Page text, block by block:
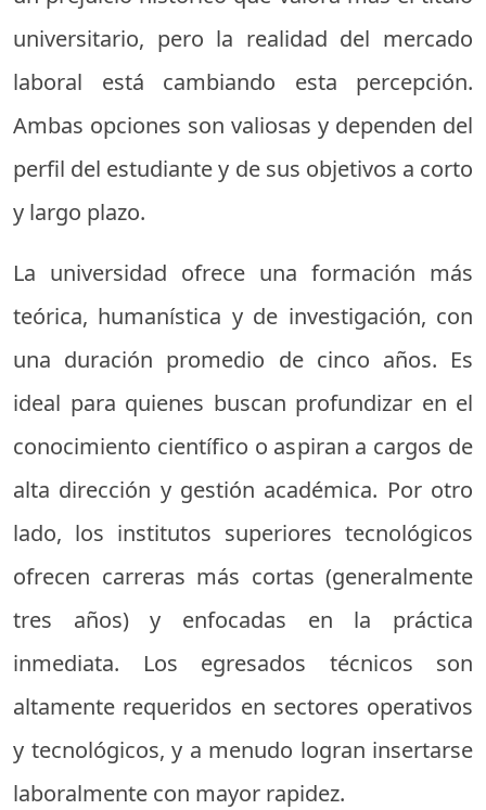
universitario, pero la realidad del mercado
laboral está cambiando esta percepción.
Ambas opciones son valiosas y dependen del
perfil del estudiante y de sus objetivos a corto
y largo plazo.
La universidad ofrece una formación más
teórica, humanística y de investigación, con
una duración promedio de cinco años. Es
ideal para quienes buscan profundizar en el
conocimiento científico o aspiran a cargos de
alta dirección y gestión académica. Por otro
lado, los institutos superiores tecnológicos
ofrecen carreras más cortas (generalmente
tres años) y enfocadas en la práctica
inmediata. Los egresados técnicos son
altamente requeridos en sectores operativos
y tecnológicos, y a menudo logran insertarse
laboralmente con mayor rapidez.